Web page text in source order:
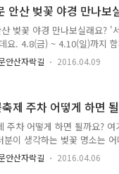
위해 TONG지기가 주차 방
지점에서 차량 안내 지원이
는 것처럼 ⑤번 구간부터 ⑧
안산 벚꽃 야경 만나보
벚꽃 야경 만나보실래요? '
요. 4.8(금) ~ 4.10(일)까지
속 만날 수 있다는점!! 기억해
만나는 벚꽃도 또 다른 매력
에도 이어지는데요. 조명에
보는것 같은 느낌이죠? ^^
스케치, 민트그린, 클래시컬
안산자락길 2016.04.09
제 주차 어떻게 하면
주차 어떻게 하면 될까요?
분이 생각하는 벚꽃 명소는
산 벚꽃! 서대문 안산에서 열
없겠죠? 4월 8일부터 10일까
안산자락길 2016.04.06